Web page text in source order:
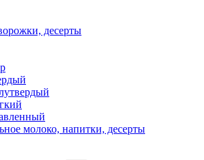
десерты
молоко, напитки, десерты